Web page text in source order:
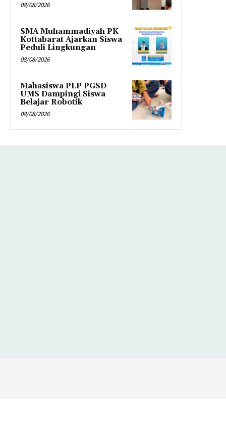
08/08/2026
SMA Muhammadiyah PK
Kottabarat Ajarkan Siswa
Peduli Lingkungan
08/08/2026
Mahasiswa PLP PGSD
UMS Dampingi Siswa
Belajar Robotik
08/08/2026